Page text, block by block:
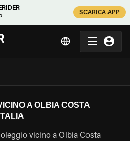
SCARICA APP
A OLBIA COSTA
vicino a Olbia Costa